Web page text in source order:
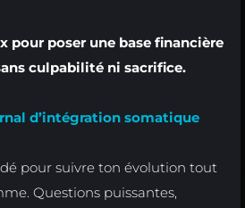
pour poser une base financière
culpabilité ni sacrifice.
d’intégration somatique
pour suivre ton évolution tout
Questions puissantes,